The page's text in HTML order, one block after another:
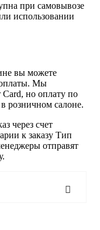
при самовывозе
использовании
вы можете
оплаты. Мы
но оплату по
розничном салоне.
через счет
к заказу Тип
отправят